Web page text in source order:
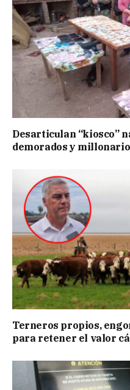
Desarticulan “kiosco”
demorados y
Terneros propios,
para retener el valor